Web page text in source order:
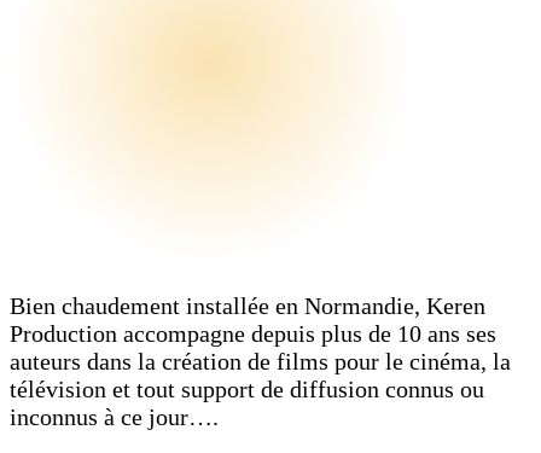
Bien chaudement installée en Normandie, Keren
Production accompagne depuis plus de 10 ans ses
auteurs dans la création de films pour le cinéma, la
télévision et tout support de diffusion connus ou
inconnus à ce jour….